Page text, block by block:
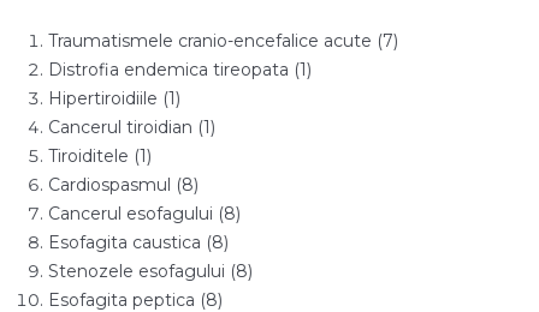
Traumatismele cranio-encefalice acute (7)
Distrofia endemica tireopata (1)
Hipertiroidiile (1)
Cancerul tiroidian (1)
Tiroiditele (1)
Cardiospasmul (8)
Cancerul esofagului (8)
Esofagita caustica (8)
Stenozele esofagului (8)
Esofagita peptica (8)